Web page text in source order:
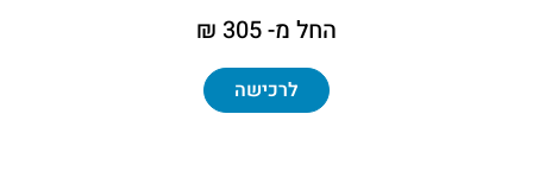
החל מ- 305 ₪
לרכישה